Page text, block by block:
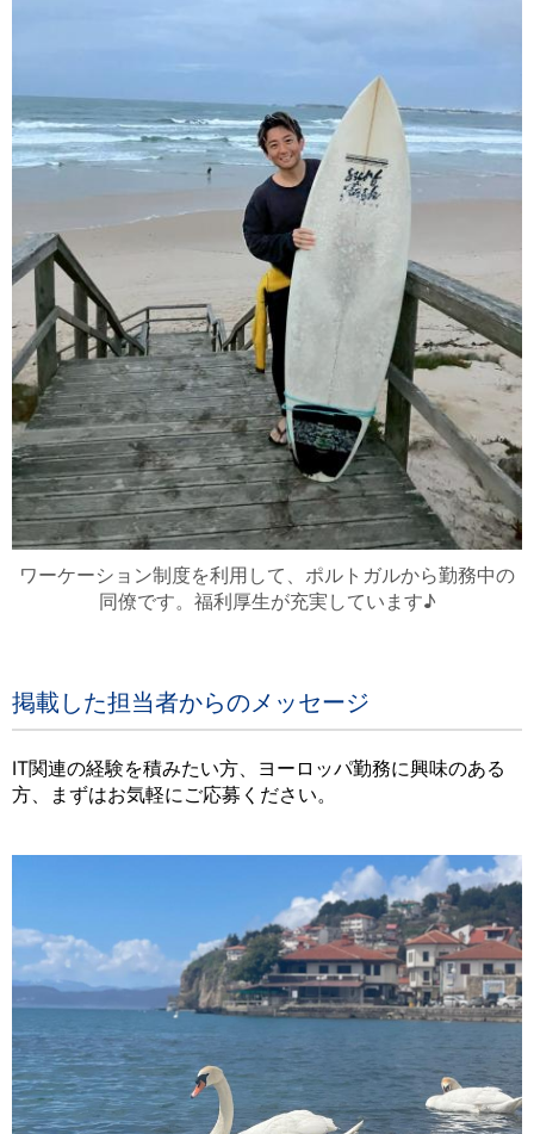
ワーケーション制度を利用して、ポルトガルから勤務中の
同僚です。福利厚生が充実しています♪
掲載した担当者からのメッセージ
IT関連の経験を積みたい方、ヨーロッパ勤務に興味のある
方、まずはお気軽にご応募ください。